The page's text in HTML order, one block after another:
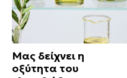
Μας δείχνει η
οξύτητα του